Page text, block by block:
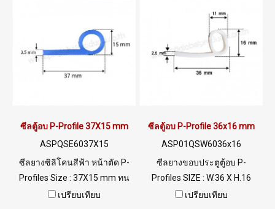
นกรีตและอลูมิเนียม Tel :
022577145 MB : 0982539956
/ E-mail : info@ptigroups.com
/ Line OA : @PTIGLOBAL
และติดตั้งง่าย วางราบได้ทุกพื้น
ผิว ป้องกันการสะดุด สนใจ
ติดต่อ Tel : 022577145 MB :
0982539956 / E-mail :
info@ptigroups.com / Line OA
ซีลตู้อบ P-Profile 37X15 mm
ASPQSE6037X15
ซีลยางซิลิโคนสีฟ้า หน้าตัด P-
Profiles Size : 37X15 mm ทน
การใช้งานที่อุณภูมิติดลบได้ดี
เปรียบเทียบ
ซีลตู้อบ P-Profile 36x16 mm
ASP01QSW6036x16
ซีลยางขอบประตูตู้อบ P-
Profiles SIZE : W.36 X H.16
mm. ซิลิโคนฟู้ดเกรด Food
เปรียบเทียบ